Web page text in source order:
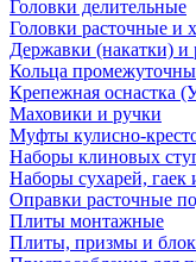
Головки делительные
Головки расточные и
Державки (накатки) и
Кольца
Крепежная оснастка
Маховики и ручки
Муфты кулисно-
Наборы клиновых
Наборы сухарей, гаек
Оправки расточные
Плиты монтажные
Плиты, призмы и